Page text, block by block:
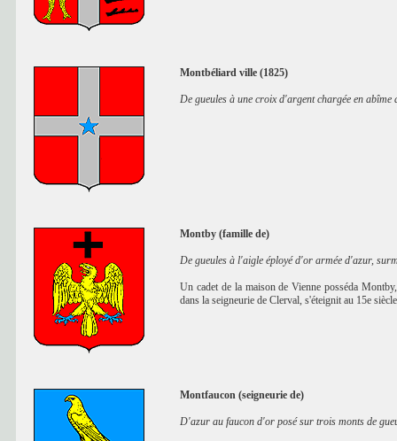
Montbéliard ville (1825)
De gueules à une croix d'argent chargée en
Montby (famille de)
De gueules à l'aigle éployé d'or armée d'azur,
Un cadet de la maison de Vienne posséda
dans la seigneurie de Clerval, s'éteignit au 15e
Montfaucon (seigneurie de)
D'azur au faucon d'or posé sur trois monts de